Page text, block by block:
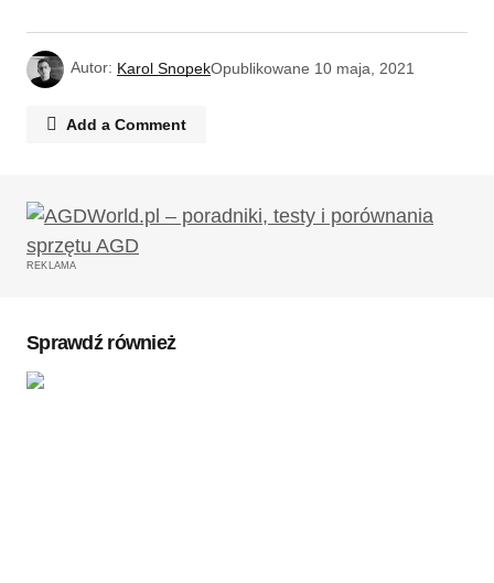
Autor: Karol SnopekOpublikowane 10 maja, 2021
Add a Comment
Twój adres email nie zostanie opublikowany.
Wymagane pola są oznaczone
REKLAMA
Sprawdź również